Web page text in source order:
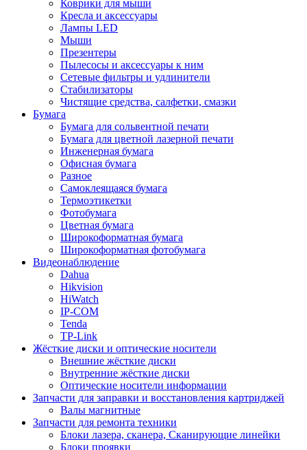
Коврики для мыши
Кресла и аксессуары
Лампы LED
Мыши
Презентеры
Пылесосы и аксессуары к ним
Сетевые фильтры и удлинители
Стабилизаторы
Чистящие средства, салфетки, смазки
Бумага
Бумага для сольвентной печати
Бумага для цветной лазерной печати
Инженерная бумага
Офисная бумага
Разное
Самоклеящаяся бумага
Термоэтикетки
Фотобумага
Цветная бумага
Широкоформатная бумага
Широкоформатная фотобумага
Видеонаблюдение
Dahua
Hikvision
HiWatch
IP-COM
Tenda
TP-Link
Жёсткие диски и оптические носители
Внешние жёсткие диски
Внутренние жёсткие диски
Оптические носители информации
Запчасти для заправки и восстановления картриджей
Валы магнитные
Запчасти для ремонта техники
Блоки лазера, сканера, Сканирующие линейки
Блоки проявки